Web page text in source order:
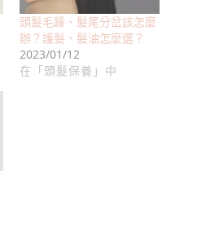
頭髮毛躁、髮尾分岔該怎麼
辦？護髮、髮油怎麼選？
2023/01/12
在「頭髮保養」中